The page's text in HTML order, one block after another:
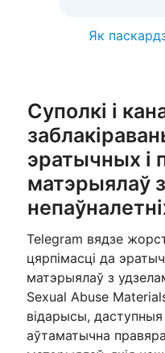
Як
Суполкі і
эратычных і
матэрыялаў
Telegram вядзе
цярпімасці да
матэрыялаў з
Sexual Abuse
відарысы, даступныя
аўтаматычна